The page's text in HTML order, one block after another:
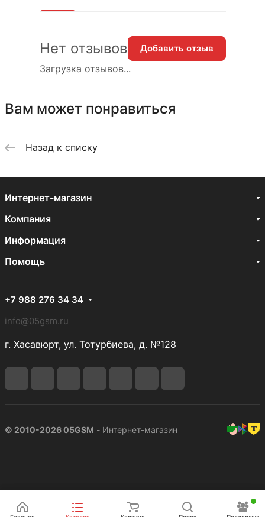
Подписаться
Загрузка отзывов...
Нет отзывов Добавить отзыв
Вам может понравиться
Назад к списку
Интернет-магазин
Компания
Информация
Помощь
+7 988 276 34 34
info@05gsm.ru
г. Хасавюрт, ул. Тотурбиева, д. №128
© 2010-2026 05GSM - Интернет-магазин